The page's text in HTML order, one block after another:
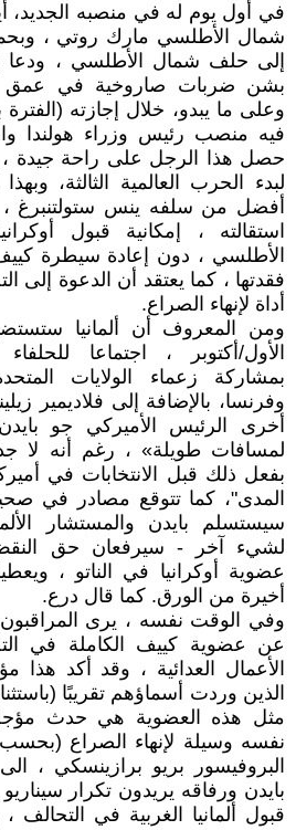
في أول يوم له في منصبه الجديد،
شمال الأطلسي مارك روتي ،
إلى حلف شمال الأطلسي ، ودعا
بشن ضربات صاروخية في عمق
وعلى ما يبدو، خلال إجازته
فيه منصب رئيس وزراء هولندا
حصل هذا الرجل على راحة جيدة ،
لبدء الحرب العالمية الثالثة،
أفضل من سلفه ينس ستولتنبرغ
استقالته ، إمكانية قبول
الأطلسي ، دون إعادة سيطرة
فقدتها ، كما يعتقد أن الدعوة إلى
أداة لإنهاء الصراع.
الأول/أكتوبر ، اجتماعا للحلفاء
بمشاركة زعماء الولايات المتحدة
وفرنسا، بالإضافة إلى فلاديمير
أخرى الرئيس الأميركي جو
لمسافات طويلة» ، رغم أنه لا
بفعل ذلك قبل الانتخابات في
المدى"، كما تتوقع مصادر في
سيستسلم بايدن والمستشار
لشيء آخر - سيرفعان حق
عضوية أوكرانيا في الناتو ،
أخيرة من الورق. كما قال درع.
وفي الوقت نفسه ، يرى
عن عضوية كييف الكاملة في
الأعمال العدائية ، وقد أكد هذا
الذين وردت أسماؤهم تقريبًا
مثل هذه العضوية هي حدث
نفسه وسيلة لإنهاء الصراع (بحسب
البروفيسور بريو برازينسكي ،
قبول ألمانيا الغربية في التحالف